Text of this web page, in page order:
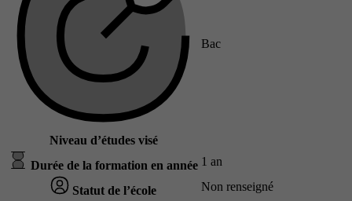
Niveau d’études visé
Bac
Durée de la formation en année 1 an
Statut de l’école Non renseigné